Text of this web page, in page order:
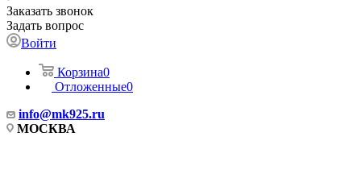
Заказать звонок
Задать вопрос
Войти
Корзина0
Отложенные0
info@mk925.ru
МОСКВА